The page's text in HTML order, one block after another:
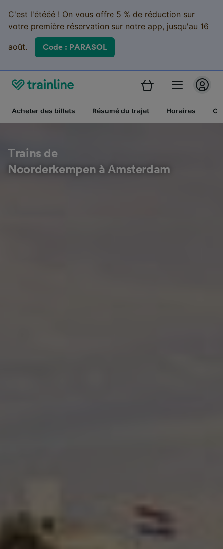
C'est l'étééé ! On vous offre 5 % de réduction sur
votre première réservation sur notre app, jusqu'au 16
août. Code : PARASOL
Acheter des billets Résumé du trajet Horaires
Trains de
Noorderkempen à Amsterdam